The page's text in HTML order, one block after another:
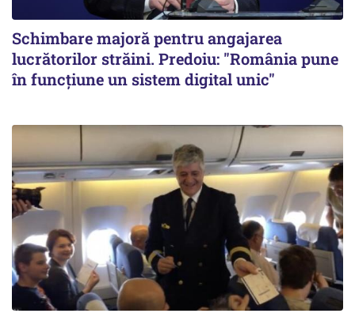
Schimbare majoră pentru angajarea
lucrătorilor străini. Predoiu: "România pune
în funcțiune un sistem digital unic"